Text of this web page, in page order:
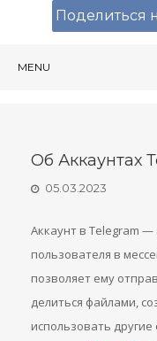
MENU
Об Аккаунтах
05.03.2023
Аккаунт в Telegram —
пользователя в
позволяет ему
делиться файлами,
использовать
Поделиться